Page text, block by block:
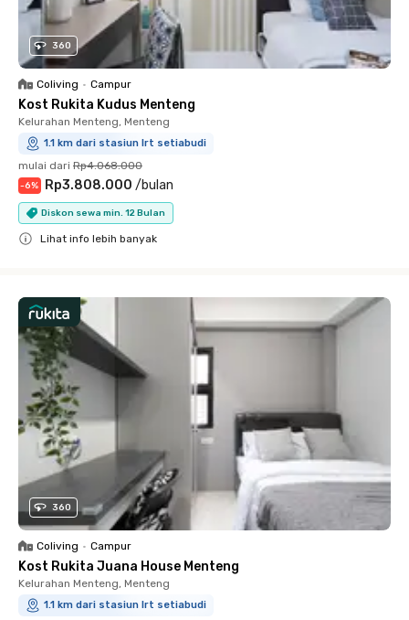
360
Coliving • Campur
Kost Rukita Kudus Menteng
Kelurahan Menteng, Menteng
1.1 km dari stasiun lrt setiabudi
mulai dari Rp4.068.000
-6% Rp3.808.000 /bulan
Diskon sewa min. 12 Bulan
Lihat info lebih banyak
360
Coliving • Campur
Kost Rukita Juana House Menteng
Kelurahan Menteng, Menteng
1.1 km dari stasiun lrt setiabudi